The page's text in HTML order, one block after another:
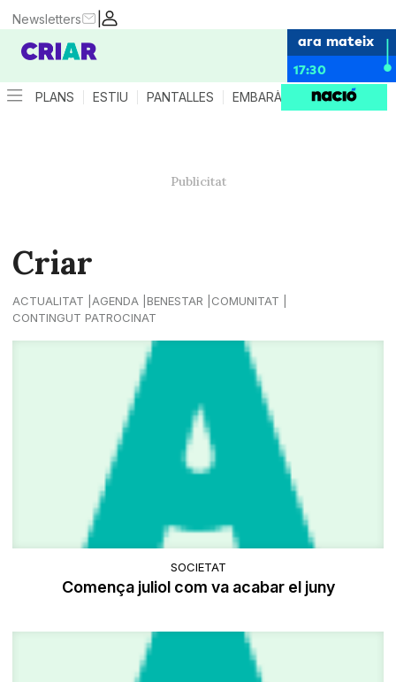
|
Newsletters
ara mateix
17:30
PLANS ESTIU PANTALLES EMBARÀS CRIANÇA
Criar
ACTUALITAT AGENDA BENESTAR
COMUNITAT
CONTINGUT PATROCINAT
SOCIETAT
Comença juliol com va acabar el juny